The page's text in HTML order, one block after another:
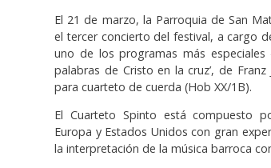
El 21 de marzo, la Parroquia de San
el tercer concierto del festival, a cargo
uno de los programas más especiales
palabras de Cristo en la cruz’, de
para cuarteto de cuerda (Hob XX/1B).
El Cuarteto Spinto está compuesto
Europa y Estados Unidos con gran
la interpretación de la música barroca